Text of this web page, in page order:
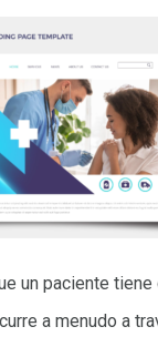
un paciente tiene
a menudo a